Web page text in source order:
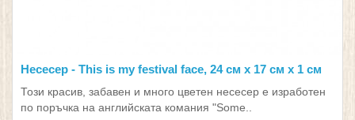
Несесер - This is my festival face, 24 см х 17 см х 1 см
Този красив, забавен и много цветен несесер е изработен
по поръчка на английската комания "Some..